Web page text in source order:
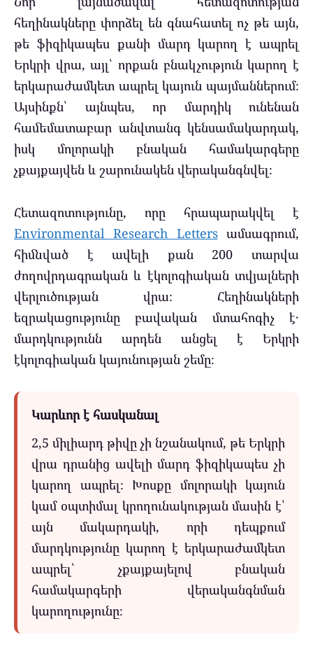
հեղինակները փորձել են գնահատել ոչ թե այն,
թե ֆիզիկապես քանի մարդ կարող է ապրել
Երկրի վրա, այլ՝ որքան բնակչություն կարող է
երկարաժամկետ ապրել կայուն պայմաններում։
Այսինքն՝ այնպես, որ մարդիկ ունենան
համեմատաբար անվտանգ կենսամակարդակ,
իսկ մոլորակի բնական համակարգերը
չքայքայվեն և շարունակեն վերականգնվել։
Հետազոտությունը, որը հրապարակվել է
Environmental Research Lettersամսագրում,
հիմնված է ավելի քան 200 տարվա
ժողովրդագրական և էկոլոգիական տվյալների
վերլուծության վրա։ Հեղինակների
եզրակացությունը բավական մտահոգիչ է․
մարդկությունն արդեն անցել է Երկրի
էկոլոգիական կայունության շեմը։
Կարևոր է հասկանալ
2,5 միլիարդ թիվը չի նշանակում, թե Երկրի
վրա դրանից ավելի մարդ ֆիզիկապես չի
կարող ապրել։ Խոսքը մոլորակի կայուն
կամ օպտիմալ կրողունակության մասին է՝
այն մակարդակի, որի դեպքում
մարդկությունը կարող է երկարաժամկետ
ապրել՝ չքայքայելով բնական
համակարգերի վերականգնման
կարողությունը։